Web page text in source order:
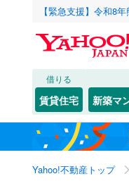
【緊急支援】令和8
借りる
賃貸住宅 新築マ
Yahoo!不動産トップ
北海道
東北
関東
千葉市
JR
こだわり条件